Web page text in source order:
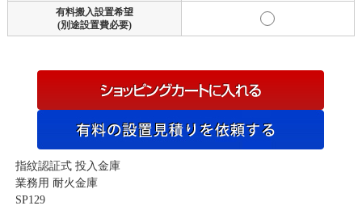
有料搬入設置希望
(別途設置費必要)
指紋認証式 投入金庫
業務用 耐火金庫
SP129